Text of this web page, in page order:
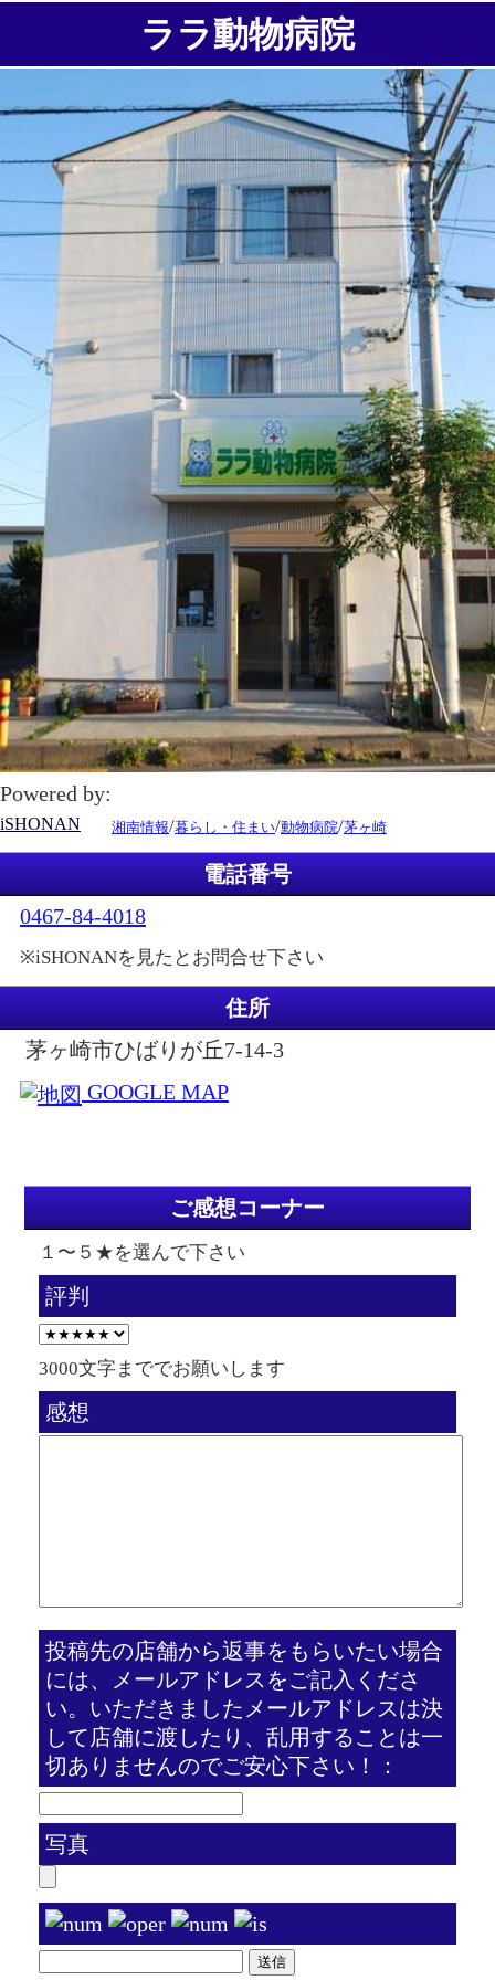
ララ動物病院
Powered by:
iSHONAN 湘南情報/暮らし・住まい/動物病院/茅ヶ崎
電話番号
0467-84-4018
※iSHONANを見たとお問合せ下さい
住所
茅ヶ崎市ひばりが丘7-14-3
GOOGLE MAP
ご感想コーナー
１〜５★を選んで下さい
評判
3000文字まででお願いします
感想
投稿先の店舗から返事をもらいたい場合
には、メールアドレスをご記入くださ
い。いただきましたメールアドレスは決
して店舗に渡したり、乱用することは一
切ありませんのでご安心下さい！：
写真